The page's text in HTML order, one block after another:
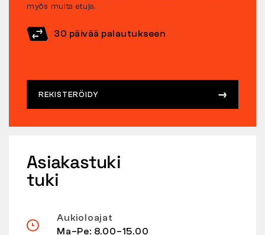
myös muita etuja.
30 päivää palautukseen
REKISTERÖIDY
Asiakastuki
tuki
Aukioloajat
Ma–Pe: 8.00–15.00